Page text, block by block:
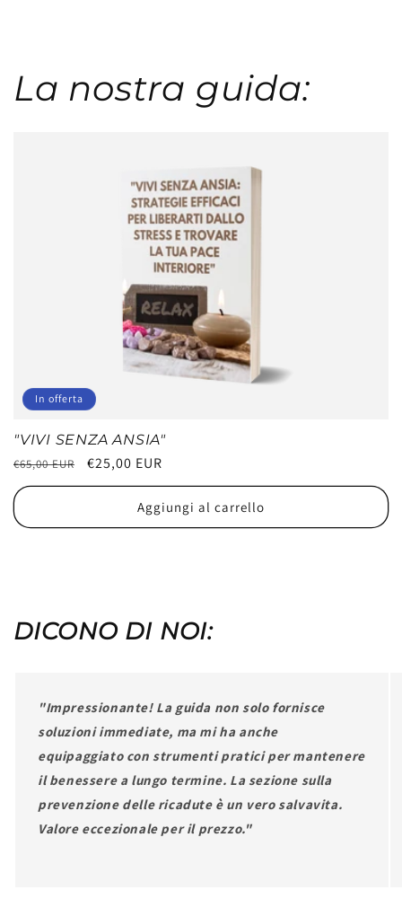
La nostra guida:
In offerta
"VIVI SENZA ANSIA"
Prezzo
di
listino
€65,00 EUR
Prezzo
scontato
€25,00 EUR
Aggiungi al carrello
DICONO DI NOI:
"Impressionante! La guida non solo fornisce
soluzioni immediate, ma mi ha anche
equipaggiato con strumenti pratici per mantenere
il benessere a lungo termine. La sezione sulla
prevenzione delle ricadute è un vero salvavita.
Valore eccezionale per il prezzo."